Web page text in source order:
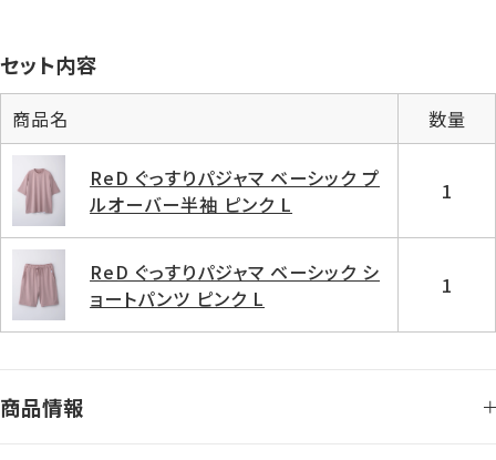
セット内容
商品名 数量
ReD ぐっすりパジャマ ベーシック プ
ルオーバー半袖 ピンク L
1
ReD ぐっすりパジャマ ベーシック シ
ョートパンツ ピンク L
1
商品情報